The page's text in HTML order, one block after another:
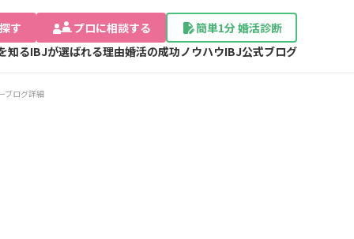
す プロに相談する
簡単1分 婚活診断
知るIBJが選ばれる理由婚活の成功ノウハウIBJ公式ブログ
ブログ詳細